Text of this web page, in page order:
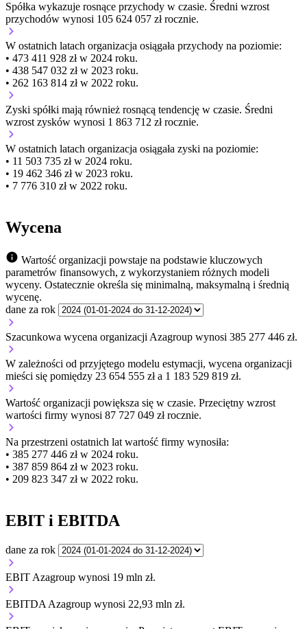
Spółka wykazuje rosnące przychody w czasie. Średni wzrost
przychodów wynosi 105 624 057 zł rocznie.
W ostatnich latach organizacja osiągała przychody na poziomie:
• 473 411 928 zł w 2024 roku.
• 438 547 032 zł w 2023 roku.
• 262 163 814 zł w 2022 roku.
Zyski spółki mają również rosnącą tendencję w czasie. Średni
wzrost zysków wynosi 1 863 712 zł rocznie.
W ostatnich latach organizacja osiągała zyski na poziomie:
• 11 503 735 zł w 2024 roku.
• 19 462 346 zł w 2023 roku.
• 7 776 310 zł w 2022 roku.
Wycena
Wartość organizacji powstaje na podstawie kluczowych
parametrów finansowych, z wykorzystaniem różnych modeli
wyceny. Ostatecznie określa się minimalną, maksymalną i średnią
wycenę.
dane za rok
Szacunkowa wycena organizacji Azagroup wynosi 385 277 446 zł.
W zależności od przyjętego modelu estymacji, wycena organizacji
mieści się pomiędzy 23 654 555 zł a 1 183 529 819 zł.
Wartość organizacji powiększa się w czasie. Przeciętny wzrost
wartości firmy wynosi 87 727 049 zł rocznie.
Na przestrzeni ostatnich lat wartość firmy wynosiła:
• 385 277 446 zł w 2024 roku.
• 387 859 864 zł w 2023 roku.
• 209 823 347 zł w 2022 roku.
EBIT i EBITDA
dane za rok
EBIT Azagroup wynosi 19 mln zł.
EBITDA Azagroup wynosi 22,93 mln zł.